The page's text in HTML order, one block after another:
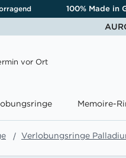
100% Made in
vor Ort
Memoire-
Verlobungsringe